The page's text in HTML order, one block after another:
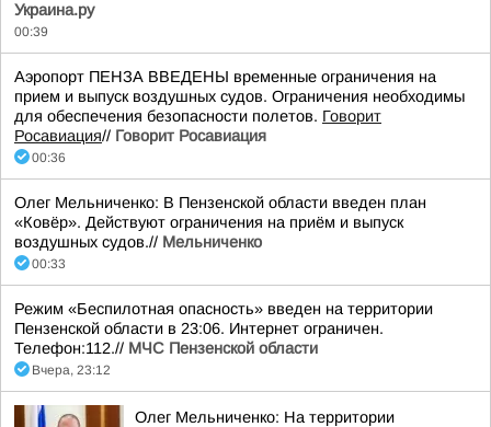
Украина.ру
00:39
Аэропорт ПЕНЗА ВВЕДЕНЫ временные ограничения на
прием и выпуск воздушных судов. Ограничения необходимы
для обеспечения безопасности полетов. Говорит
Росавиация// Говорит Росавиация
00:36
Олег Мельниченко: В Пензенской области введен план
«Ковёр». Действуют ограничения на приём и выпуск
воздушных судов.// Мельниченко
00:33
Режим «Беспилотная опасность» введен на территории
Пензенской области в 23:06. Интернет ограничен.
Телефон:112.// МЧС Пензенской области
Вчера, 23:12
Олег Мельниченко: На территории